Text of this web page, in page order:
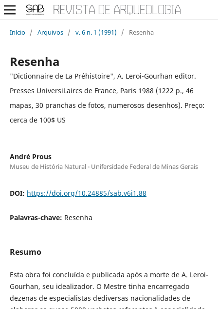
Início / Arquivos / v. 6 n. 1 (1991) / Resenha
Resenha
"Dictionnaire de La Préhistoire", A. Leroi-Gourhan editor.
Presses UniversiLaircs de France, Paris 1988 (1222 p., 46
mapas, 30 pranchas de fotos, numerosos desenhos). Preço:
cerca de 100$ US
André Prous
Museu de História Natural - Unifersidade Federal de Minas Gerais
DOI: https://doi.org/10.24885/sab.v6i1.88
Palavras-chave: Resenha
Resumo
Esta obra foi concluída e publicada após a morte de A. Leroi-
Gourhan, seu idealizador. O Mestre tinha encarregado
dezenas de especialistas dediversas nacionalidades de